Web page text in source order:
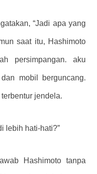
“Jadi apa yang
saat itu, Hashimoto
persimpangan. aku
mobil berguncang.
jendela.
lebih hati-hati?”
Hashimoto tanpa